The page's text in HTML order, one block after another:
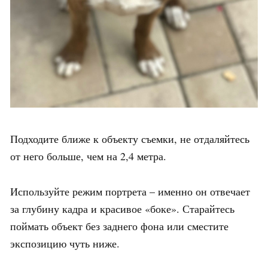
Подходите ближе к объекту съемки, не отдаляйтесь
от него больше, чем на 2,4 метра.
Используйте режим портрета – именно он отвечает
за глубину кадра и красивое «боке». Старайтесь
поймать объект без заднего фона или сместите
экспозицию чуть ниже.